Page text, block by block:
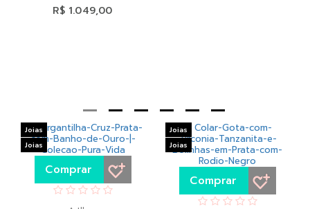
R$ 1.049,00
Comprar
Joias
Joias
Comprar
Joias
Joias